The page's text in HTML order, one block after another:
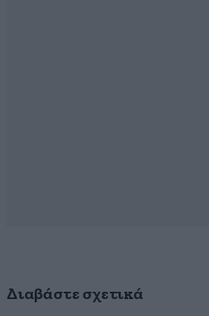
Διαβάστε σχετικά